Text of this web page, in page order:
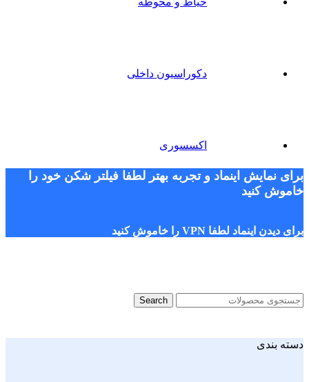
دکوراسیون داخلی
اکسسوری
برای نمایش اینماد و تجربه بهتر لطفا فیلتر شکن خود را
خاموش کنید
برای دیدن اینماد لطفا VPN را خاموش کنید
Search
دسته بندی